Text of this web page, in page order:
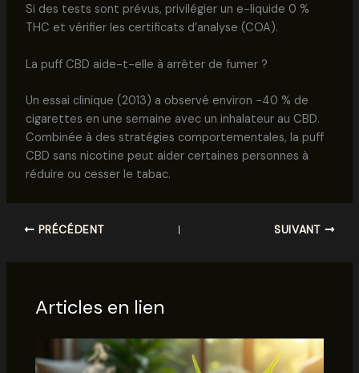
Si des tests sont prévus, privilégier un e-liquide 0 %
THC et vérifier les certificats d’analyse (COA).
La puff CBD aide-t-elle à arrêter de fumer ?
Un essai clinique (2013) a observé environ −40 % de
cigarettes en une semaine avec un inhalateur au CBD.
Combinée à des stratégies comportementales, la puff
CBD sans nicotine peut aider certaines personnes à
réduire ou cesser le tabac.
PRÉCÉDENT SUIVANT
Articles en lien